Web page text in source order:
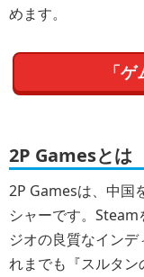
めます。
「
2P Gamesとは
2P Gamesは、中国
シャーです。
ジオの良質なイン
れまでも『スルタ